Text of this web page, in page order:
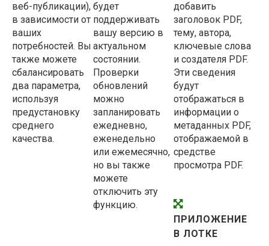
веб-публикации),
в зависимости от
ваших
потребностей. Вы
также можете
сбалансировать
два параметра,
используя
предустановку
среднего
качества.
будет
поддерживать
вашу версию в
актуальном
состоянии.
Проверки
обновлений
можно
запланировать
ежедневно,
еженедельно
или ежемесячно,
но вы также
можете
отключить эту
функцию.
добавить
заголовок PDF,
тему, автора,
ключевые слова
и создателя PDF.
Эти сведения
будут
отображаться в
информации о
метаданных PDF,
отображаемой в
средстве
просмотра PDF.
ПРИЛОЖЕНИЕ
В ЛОТКЕ